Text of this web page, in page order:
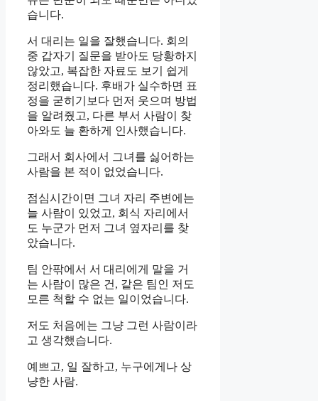
습니다.
서 대리는 일을 잘했습니다. 회의
중 갑자기 질문을 받아도 당황하지
않았고, 복잡한 자료도 보기 쉽게
정리했습니다. 후배가 실수하면 표
정을 굳히기보다 먼저 웃으며 방법
을 알려줬고, 다른 부서 사람이 찾
아와도 늘 환하게 인사했습니다.
그래서 회사에서 그녀를 싫어하는
사람을 본 적이 없었습니다.
점심시간이면 그녀 자리 주변에는
늘 사람이 있었고, 회식 자리에서
도 누군가 먼저 그녀 옆자리를 찾
았습니다.
팀 안팎에서 서 대리에게 말을 거
는 사람이 많은 건, 같은 팀인 저도
모른 척할 수 없는 일이었습니다.
저도 처음에는 그냥 그런 사람이라
고 생각했습니다.
예쁘고, 일 잘하고, 누구에게나 상
냥한 사람.